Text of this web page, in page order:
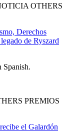
OTHERS
Derechos
de Ryszard
Spanish.
PREMIOS
el Galardón